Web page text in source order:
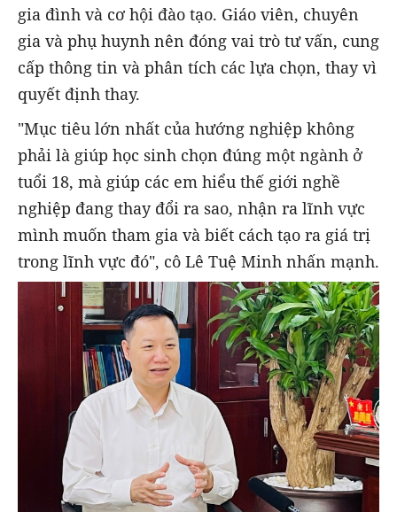
gia đình và cơ hội đào tạo. Giáo viên, chuyên
gia và phụ huynh nên đóng vai trò tư vấn, cung
cấp thông tin và phân tích các lựa chọn, thay vì
quyết định thay.
"Mục tiêu lớn nhất của hướng nghiệp không
phải là giúp học sinh chọn đúng một ngành ở
tuổi 18, mà giúp các em hiểu thế giới nghề
nghiệp đang thay đổi ra sao, nhận ra lĩnh vực
mình muốn tham gia và biết cách tạo ra giá trị
trong lĩnh vực đó", cô Lê Tuệ Minh nhấn mạnh.